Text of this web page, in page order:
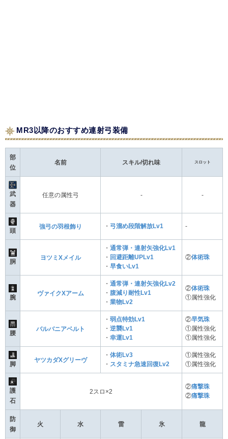
MR3以降のおすすめ連射弓装備
部
位
名前 スキル/切れ味 スロット
武
器
任意の属性弓 - -
頭
強弓の羽根飾り ・ 弓溜め段階解放Lv1 -
胴
ヨツミXメイル
・ 通常弾・連射矢強化Lv1
・
回避距離UPLv1
・ 早食いLv1
②体術珠
腕
ヴァイクXアーム
・ 通常弾・連射矢強化Lv2
・ 腹減り耐性Lv1
・ 業物Lv2
②体術珠
①属性強化
腰
バルバニアベルト
・ 弱点特効Lv1
・ 逆襲Lv1
・ 幸運Lv1
②早気珠
①属性強化
①属性強化
脚
ヤツカダXグリーヴ
・ 体術Lv3
・ スタミナ急速回復Lv2
①属性強化
①属性強化
護
石
2スロ×2
②痛撃珠
②痛撃珠
防
御
火 水 雷 氷 龍